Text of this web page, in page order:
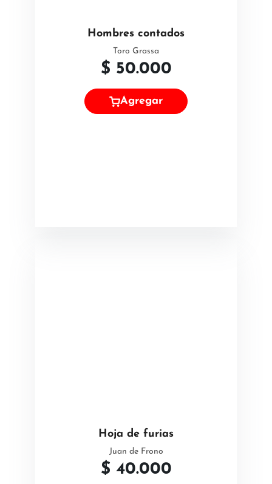
Hombres contados
Toro Grassa
$ 50.000
Agregar
Hoja de furias
Juan de Frono
$ 40.000